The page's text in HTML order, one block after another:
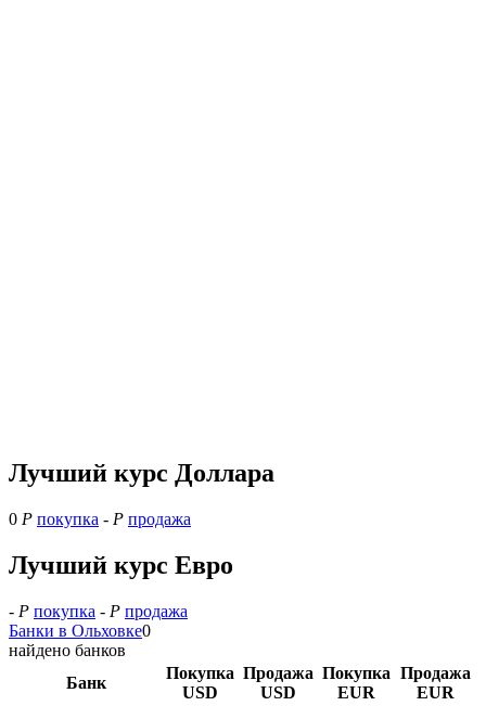
Лучший курс Доллара
0 Р покупка - Р продажа
Лучший курс Евро
- Р покупка - Р продажа
Банки в Ольховке0
найдено банков
Банк
Покупка
USD
Продажа
USD
Покупка
EUR
Продажа
EUR